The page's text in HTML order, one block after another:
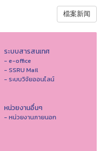
檔案新闻
ระบบสารสนเทศ
- e-office
- SSRU Mail
- ระบบวิจัยออนไลน์
หน่วยงานอื่นๆ
- หน่วยงานภายนอก